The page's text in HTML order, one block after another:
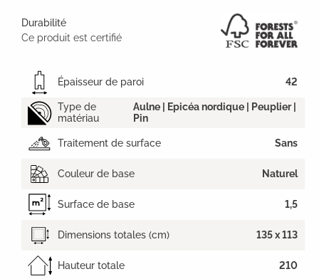
Durabilité
Ce produit est certifié
Épaisseur de paroi 42
Type de
matériau
Aulne | Epicéa nordique | Peuplier |
Pin
Traitement de surface Sans
Couleur de base Naturel
Surface de base 1,5
Dimensions totales (cm) 135 x 113
Hauteur totale 210